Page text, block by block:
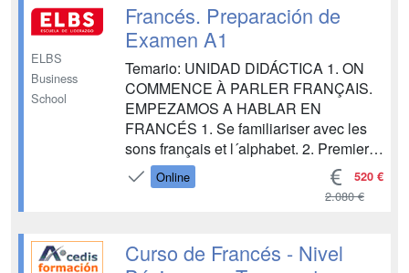
ELBS
Business
School
Francés. Preparación de
Examen A1
Temario: UNIDAD DIDÁCTICA 1. ON
COMMENCE À PARLER FRANÇAIS.
EMPEZAMOS A HABLAR EN
FRANCÉS 1. Se familiariser avec les
sons français et l´alphabet. 2. Premiers
mots Français. 3. Premières réflexions
lexicales, phonologiques et
PRÉSENTONS-NOUS. HABLAMOS
Online 520 €
2.080 €
Curso de Francés - Nivel